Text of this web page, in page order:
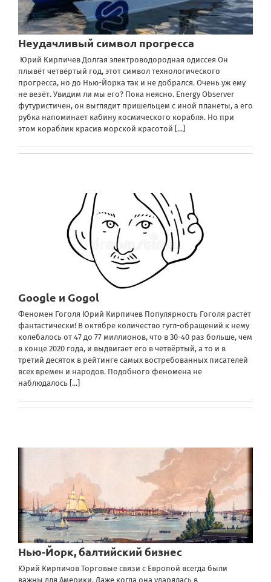
Неудачливый символ прогресса
Юрий Кирпичев Долгая электроводородная одиссея Он
плывёт четвёртый год, этот символ технологического
прогресса, но до Нью-Йорка так и не добрался. Очень уж ему
не везёт. Увидим ли мы его? Пока неясно. Energy Observer
футуристичен, он выглядит пришельцем с иной планеты, а его
рубка напоминает кабину космического корабля. Но при
этом кораблик красив морской красотой [...]
Google и Gogol
Феномен Гоголя Юрий Кирпичев Популярность Гоголя растёт
фантастически! В октябре количество гугл-обращений к нему
колебалось от 47 до 77 миллионов, что в 30-40 раз больше, чем
в конце 2020 года, и выдвигает его в четвёртый, а то и в
третий десяток в рейтинге самых востребованных писателей
всех времен и народов. Подобного феномена не
наблюдалось [...]
Нью-Йорк, балтийский бизнес
Юрий Кирпичов Торговые связи с Европой всегда были
важны для Америки. Даже когда она ударялась в